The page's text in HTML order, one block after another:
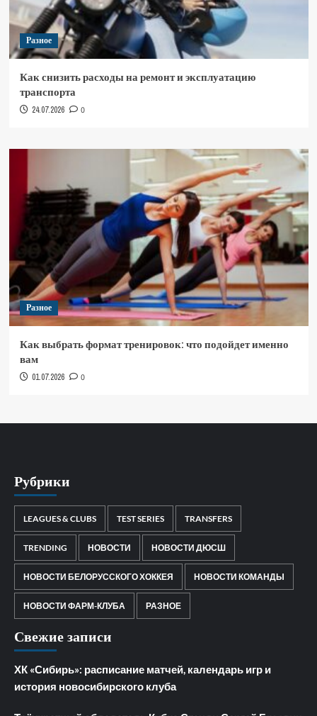
Разное
Как снизить расходы на ремонт и эксплуатацию
транспорта
24.07.2026 0
Разное
Как выбрать формат тренировок: что подойдет именно
вам
01.07.2026 0
Рубрики
LEAGUES & CLUBS TEST SERIES TRANSFERS
TRENDING НОВОСТИ НОВОСТИ ДЮСШ
НОВОСТИ БЕЛОРУССКОГО ХОККЕЯ НОВОСТИ КОМАНДЫ
НОВОСТИ ФАРМ-КЛУБА РАЗНОЕ
Свежие записи
ХК «Сибирь»: расписание матчей, календарь игр и
история новосибирского клуба